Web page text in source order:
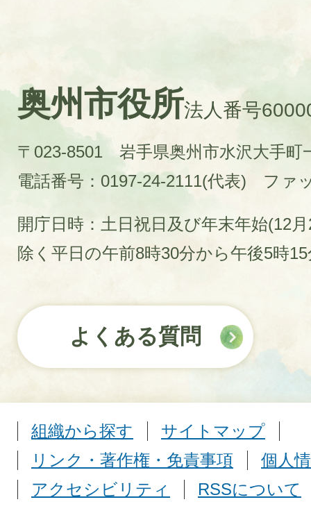
奥州市役所法人番号
〒023-8501 岩手県奥州市水沢大手町
電話番号：0197-24-2111(代表)
ファ
開庁日時：土日祝日及び年末年始(12
除く平日の午前8時30分から午後5時
よくある質問
組織から探す
サイトマップ
リンク・著作権・免責事項
個人
アクセシビリティ
RSSについて